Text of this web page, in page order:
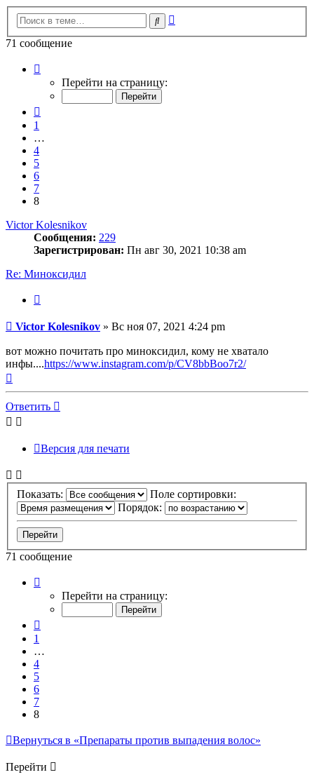
Поиск
71 сообщение
Перейти на страницу:
1
…
4
5
6
7
8
Victor Kolesnikov
Сообщения: 229
Зарегистрирован: Пн авг 30, 2021 10:38 am
Re: Миноксидил
Сообщение
Victor Kolesnikov » Вс ноя 07, 2021 4:24 pm
вот можно почитать про миноксидил, кому не хватало
инфы....https://www.instagram.com/p/CV8bbBoo7r2/
началу
Ответить
Версия для печати
Показать:
Поле сортировки:
Порядок:
71 сообщение
Перейти на страницу:
1
…
4
5
6
7
8
Вернуться в «Препараты против выпадения волос»
Перейти